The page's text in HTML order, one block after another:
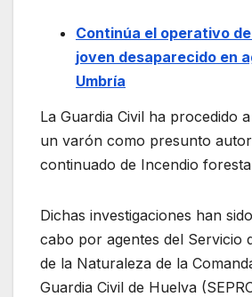
Continúa el operativo
joven desaparecido en
Umbría
La Guardia Civil ha procedido
un varón como presunto autor
continuado de Incendio
Dichas investigaciones han
cabo por agentes del Servicio
de la Naturaleza de la
Guardia Civil de Huelva